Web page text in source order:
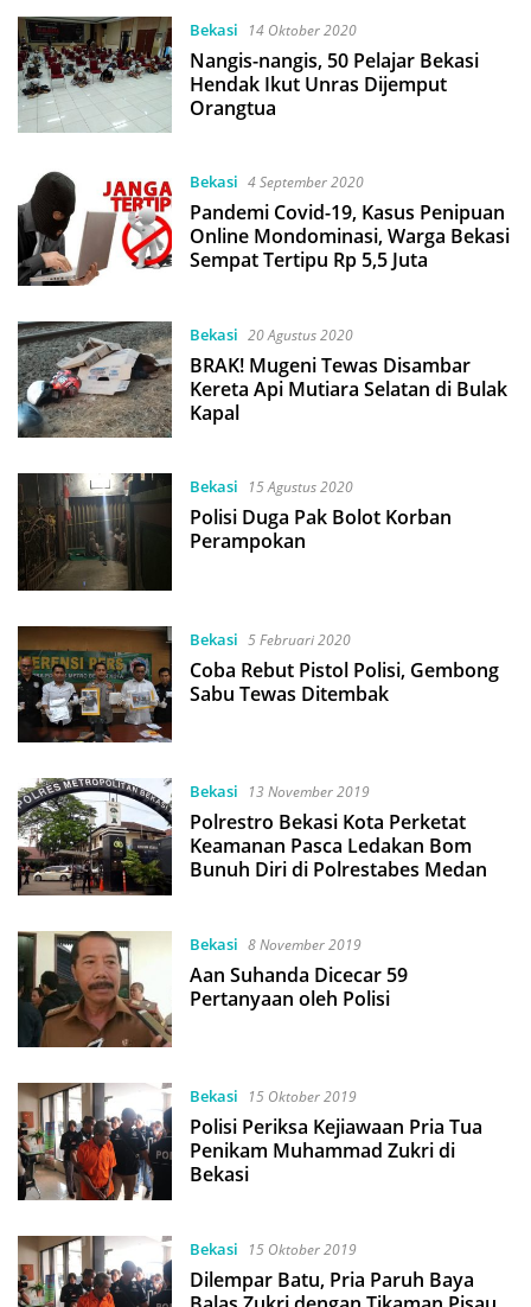
Bekasi 14 Oktober 2020
Nangis-nangis, 50 Pelajar Bekasi
Hendak Ikut Unras Dijemput
Orangtua
Bekasi 4 September 2020
Pandemi Covid-19, Kasus Penipuan
Online Mondominasi, Warga Bekasi
Sempat Tertipu Rp 5,5 Juta
Bekasi 20 Agustus 2020
BRAK! Mugeni Tewas Disambar
Kereta Api Mutiara Selatan di Bulak
Kapal
Bekasi 15 Agustus 2020
Polisi Duga Pak Bolot Korban
Perampokan
Bekasi 5 Februari 2020
Coba Rebut Pistol Polisi, Gembong
Sabu Tewas Ditembak
Bekasi 13 November 2019
Polrestro Bekasi Kota Perketat
Keamanan Pasca Ledakan Bom
Bunuh Diri di Polrestabes Medan
Bekasi 8 November 2019
Aan Suhanda Dicecar 59
Pertanyaan oleh Polisi
Bekasi 15 Oktober 2019
Polisi Periksa Kejiawaan Pria Tua
Penikam Muhammad Zukri di
Bekasi
Bekasi 15 Oktober 2019
Dilempar Batu, Pria Paruh Baya